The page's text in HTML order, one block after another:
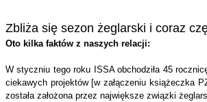
Zbliża się sezon żeglarski i coraz
Oto kilka faktów z naszych relacji:
W styczniu tego roku ISSA obchodziła 45
ciekawych projektów [w załączeniu książeczka
została założona przez największe związki